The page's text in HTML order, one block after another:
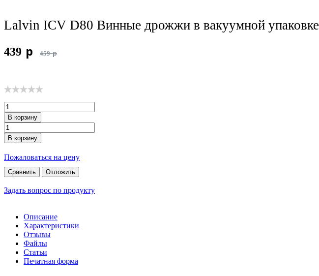
Lalvin ICV D80 Винные дрожжи в вакуумной упаковке
439 p 459 p
В корзину
В корзину
Пожаловаться на цену
Сравнить Отложить
Задать вопрос по продукту
Описание
Характеристики
Отзывы
Файлы
Статьи
Печатная форма